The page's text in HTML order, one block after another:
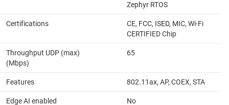
Zephyr RTOS
Certifications
CE, FCC, ISED, MIC, Wi-Fi
CERTIFIED Chip
Throughput UDP (max)
(Mbps)
65
Features 802.11ax, AP, COEX, STA
Edge AI enabled No